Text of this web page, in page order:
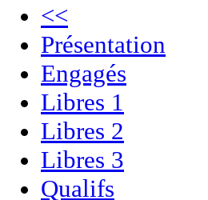
<<
Présentation
Engagés
Libres 1
Libres 2
Libres 3
Qualifs